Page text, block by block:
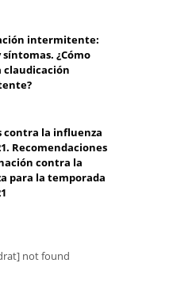
intermitente:
síntomas. ¿Cómo
contra la influenza
Recomendaciones
contra la
para la temporada
not found